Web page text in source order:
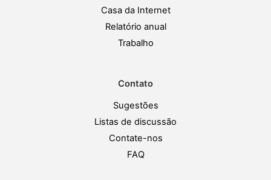
Casa da Internet
Relatório anual
Trabalho
Contato
Sugestões
Listas de discussão
Contate-nos
FAQ